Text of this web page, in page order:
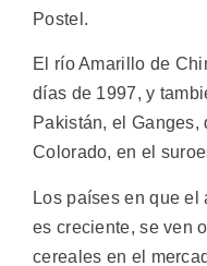
Postel.
El río Amarillo de
días de 1997, y
Pakistán, el Ganges,
Colorado, en el
Los países en que el
es creciente, se ven
cereales en el